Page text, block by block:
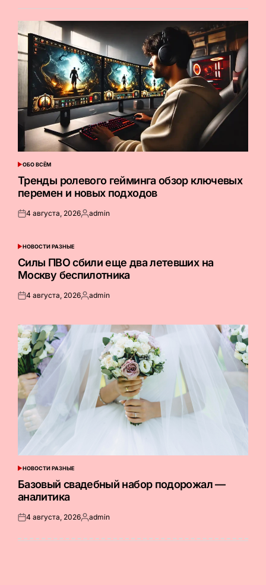
ОПУБЛИКОВАНО
В
ОБО ВСЁМ
Тренды ролевого гейминга обзор ключевых
перемен и новых подходов
Опубликовано
4 августа, 2026Запись
admin
ОПУБЛИКОВАНО
НОВОСТИ РАЗНЫЕ
Силы ПВО сбили еще два летевших на
Москву беспилотника
Опубликовано
4 августа, 2026Запись
admin
ОПУБЛИКОВАНО
В
НОВОСТИ РАЗНЫЕ
Базовый свадебный набор подорожал —
аналитика
Опубликовано
4 августа, 2026Запись
admin